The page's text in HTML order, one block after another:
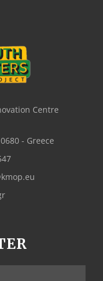
Centre
- Greece